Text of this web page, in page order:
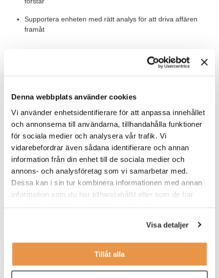
Denna webbplats använder cookies
Vi använder enhetsidentifierare för att anpassa innehållet
och annonserna till användarna, tillhandahålla funktioner
för sociala medier och analysera vår trafik. Vi
vidarebefordrar även sådana identifierare och annan
information från din enhet till de sociala medier och
annons- och analysföretag som vi samarbetar med.
Dessa kan i sin tur kombinera informationen med annan
information som du har tillhandahållit eller som de har
Visa detaljer
Tillåt alla
Supportera enheten med rätt analys för att driva affären
framåt
redovisningsrapporter.
Din arbetsplats är på kontoret med möjlighet att jobba hemifrån
någon dag då och då om arbetet tillåter.
Våra förväntningar
Controller. Du är en proaktiv, strukturerad lagspelare som håller
deadlines och levererar med kvalité.
jobba med förändringsarbete och kan driva dina case
Du som söker talar och skriver flytande svenska och engelska.
Vi ser att du har mycket goda kunskaper i Office-paketet (främst